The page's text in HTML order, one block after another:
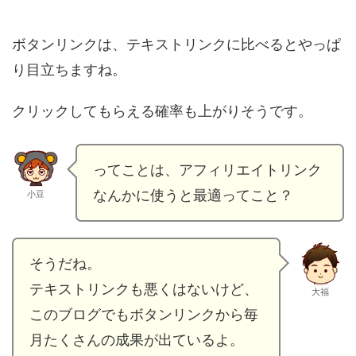
ボタンリンクは、テキストリンクに比べるとやっぱ
り目立ちますね。
クリックしてもらえる確率も上がりそうです。
小豆
ってことは、アフィリエイトリンク
なんかに使うと最適ってこと？
そうだね。
テキストリンクも悪くはないけど、
このブログでもボタンリンクから毎
月たくさんの成果が出ているよ。
大福